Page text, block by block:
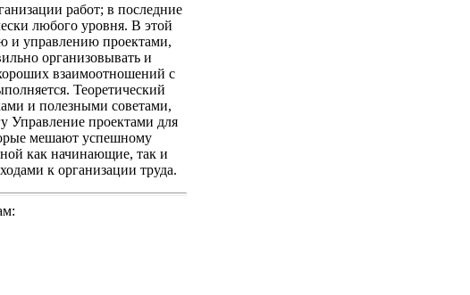
работ; в последние
любого уровня. В этой
и управлению проектами,
организовывать и
взаимоотношений с
Теоретический
и полезными советами,
Управление проектами для
мешают успешному
как начинающие, так и
к организации труда.